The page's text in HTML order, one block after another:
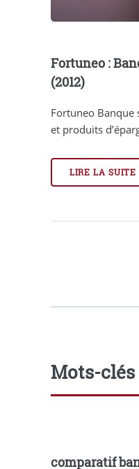
Fortuneo :
(2012)
Fortuneo Banque
et produits
LIRE LA SUITE
Mots-
comparatif